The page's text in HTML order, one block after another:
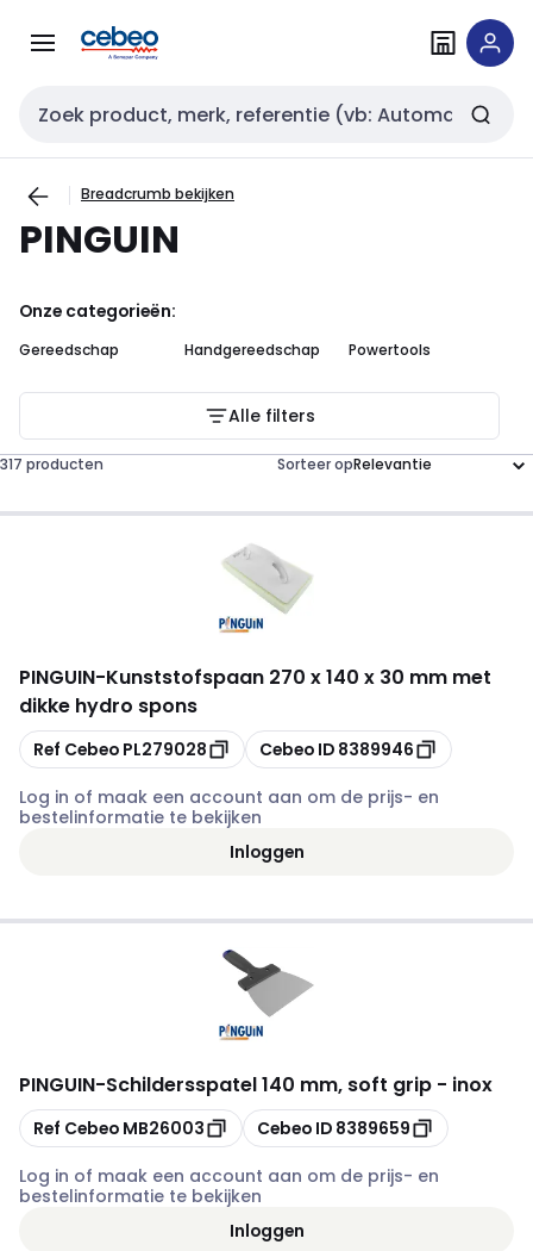
naar
naar
Zoekveld invoer
Breadcrumb bekijken
PINGUIN
Onze categorieën:
Gereedschap Handgereedschap Powertools
Alle filters
317 producten Sorteer op
PINGUIN-Kunststofspaan 270 x 140 x 30 mm met
dikke hydro spons
Kopiëren
Ref Cebeo PL279028 Kopiëren
Cebeo ID 8389946
Log in of maak een account aan om de prijs- en
bestelinformatie te bekijken
Inloggen
PINGUIN-Schildersspatel 140 mm, soft grip - inox
Kopiëren
Ref Cebeo MB26003 Kopiëren
Cebeo ID 8389659
Log in of maak een account aan om de prijs- en
bestelinformatie te bekijken
Inloggen